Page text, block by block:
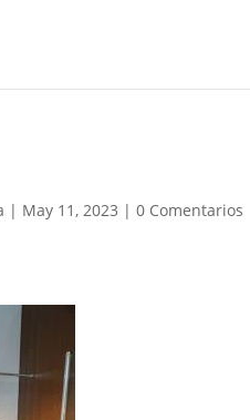
| May 11, 2023 |0 Comentarios